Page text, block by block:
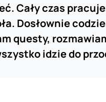
Cały czas
Dosłownie
questy,
idzie do